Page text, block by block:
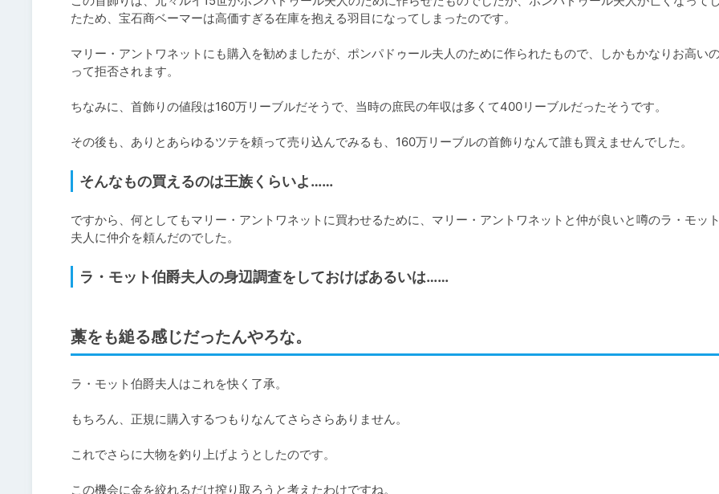
たため、宝石商ベーマーは高価すぎる在庫を抱える羽目になってしまったのです。
マリー・アントワネットにも購入を勧めましたが、ポンパドゥール夫人のために作られたもので、しかもかなりお高い
って拒否されます。
ちなみに、首飾りの値段は160万リーブルだそうで、当時の庶民の年収は多くて400リーブルだったそうです。
その後も、ありとあらゆるツテを頼って売り込んでみるも、160万リーブルの首飾りなんて誰も買えませんでした。
そんなもの買えるのは王族くらいよ……
ですから、何としてもマリー・アントワネットに買わせるために、マリー・アントワネットと仲が良いと噂のラ・モッ
夫人に仲介を頼んだのでした。
ラ・モット伯爵夫人の身辺調査をしておけばあるいは……
藁をも縋る感じだったんやろな。
ラ・モット伯爵夫人はこれを快く了承。
もちろん、正規に購入するつもりなんてさらさらありません。
これでさらに大物を釣り上げようとしたのです。
この機会に金を絞れるだけ搾り取ろうと考えたわけですね。